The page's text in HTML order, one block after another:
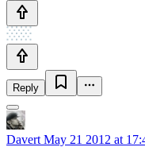
Reply
Davert May 21 2012 at